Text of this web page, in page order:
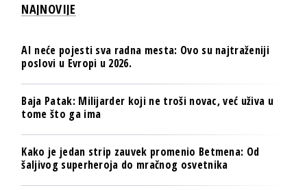
NAJNOVIJE
AI neće pojesti sva radna mesta: Ovo su najtraženiji
poslovi u Evropi u 2026.
Baja Patak: Milijarder koji ne troši novac, već uživa u
tome što ga ima
Kako je jedan strip zauvek promenio Betmena: Od
šaljivog superheroja do mračnog osvetnika